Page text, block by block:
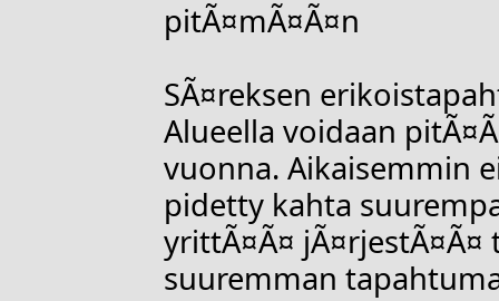
pitÃ¤mÃ¤Ã¤n
SÃ¤reksen
Alueella voidaan
vuonna. Aikaisemmin
pidetty kahta
yrittÃ¤Ã¤ jÃ¤rjestÃ¤Ã¤
suuremman